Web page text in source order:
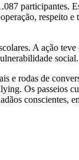
participantes.
respeito
A ação
social.
e rodas de
Os passeios
conscientes,